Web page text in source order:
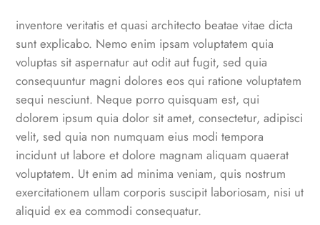
inventore veritatis et quasi architecto beatae vitae dicta
sunt explicabo. Nemo enim ipsam voluptatem quia
voluptas sit aspernatur aut odit aut fugit, sed quia
consequuntur magni dolores eos qui ratione voluptatem
sequi nesciunt. Neque porro quisquam est, qui
dolorem ipsum quia dolor sit amet, consectetur, adipisci
velit, sed quia non numquam eius modi tempora
incidunt ut labore et dolore magnam aliquam quaerat
voluptatem. Ut enim ad minima veniam, quis nostrum
exercitationem ullam corporis suscipit laboriosam, nisi ut
aliquid ex ea commodi consequatur.